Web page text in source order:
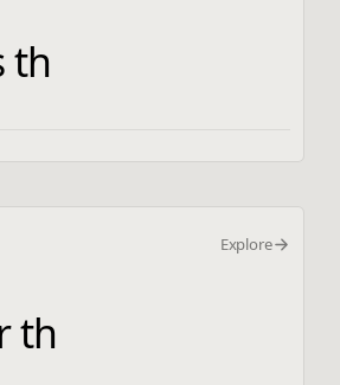
th
Explore
th